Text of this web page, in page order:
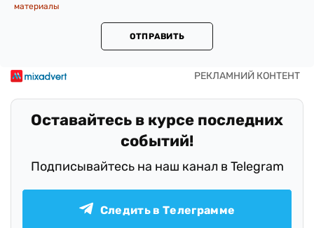
материалы
ОТПРАВИТЬ
Оставайтесь в курсе последних
событий!
Подписывайтесь на наш канал в Telegram
Следить в Телеграмме